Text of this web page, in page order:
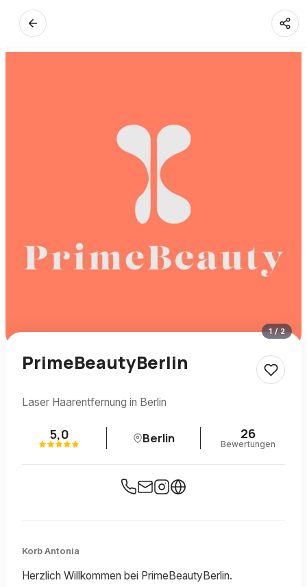
1/2
PrimeBeautyBerlin
Laser Haarentfernung in Berlin
5,0 Berlin 26
Bewertungen
Korb Antonia
Herzlich Willkommen bei PrimeBeautyBerlin.